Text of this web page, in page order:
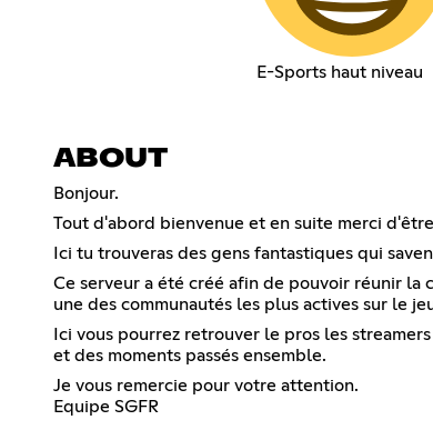
E-Sports haut niveau
ABOUT
Bonjour.
Tout d'abord bienvenue et en suite merci
Ici tu trouveras des gens fantastiques qui
Ce serveur a été créé afin de pouvoir réunir la
une des communautés les plus actives sur le
Ici vous pourrez retrouver le pros les
et des moments passés ensemble.
Je vous remercie pour votre attention.
Equipe SGFR